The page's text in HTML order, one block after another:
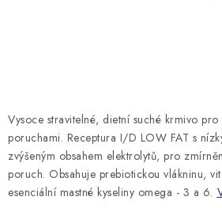
Vysoce stravitelné, dietní suché krmivo pro
poruchami. Receptura I/D LOW FAT s
zvýšeným obsahem elektrolytů, pro
poruch. Obsahuje prebiotickou vlákninu,
esenciální mastné kyseliny omega - 3 a 6.